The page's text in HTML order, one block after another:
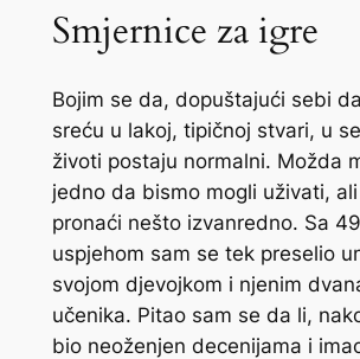
Smjernice za igre
Bojim se da, dopuštajući sebi
sreću u lakoj, tipičnoj stvari, u
životi postaju normalni. Možda
jedno da bismo mogli uživati,
pronaći nešto izvanredno. Sa
uspjehom sam se tek preselio
svojom djevojkom i njenim
učenika. Pitao sam se da li,
bio neoženjen decenijama i